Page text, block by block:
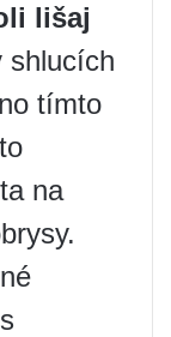
lišaj
shlucích
tímto
na